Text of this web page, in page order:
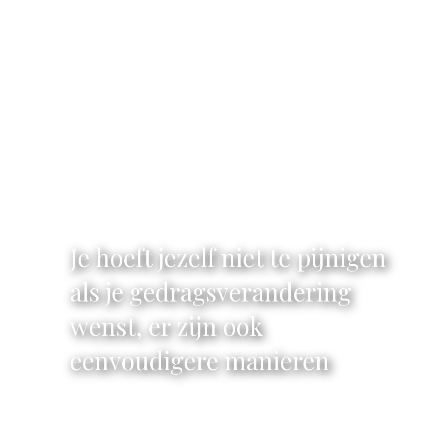
Je hoeft jezelf niet te pijnigen
als je gedragsverandering
wenst, er zijn ook
eenvoudigere manieren